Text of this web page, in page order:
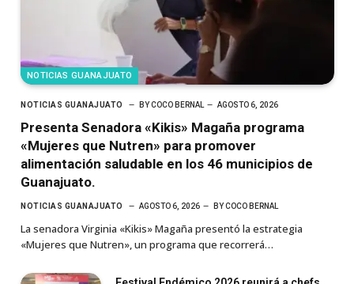
NOTICIAS GUANAJUATO
NOTICIAS GUANAJUATO BY COCO BERNAL AGOSTO 6, 2026
Presenta Senadora «Kikis» Magaña programa
«Mujeres que Nutren» para promover
alimentación saludable en los 46 municipios de
Guanajuato.
NOTICIAS GUANAJUATO AGOSTO 6, 2026 BY COCO BERNAL
La senadora Virginia «Kikis» Magaña presentó la estrategia
«Mujeres que Nutren», un programa que recorrerá…